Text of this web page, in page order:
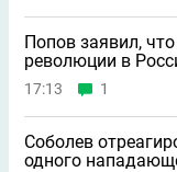
Попов заявил,
революции в
17:13 1
Соболев
одного